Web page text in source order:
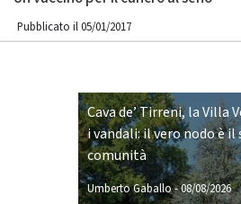
Pubblicato il 05/01/2017
Cava de’ Tirreni, la Villa
i vandali: il vero nodo è il
comunità
Umberto Gaballo-08/08/2026